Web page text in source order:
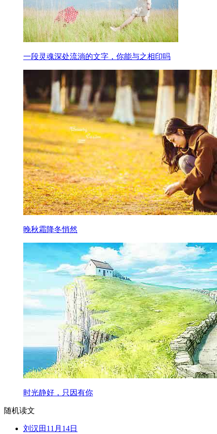
一段灵魂深处流淌的文字，你能与之相印吗
晚秋霜降冬悄然
时光静好，只因有你
随机读文
刘汉田11月14日